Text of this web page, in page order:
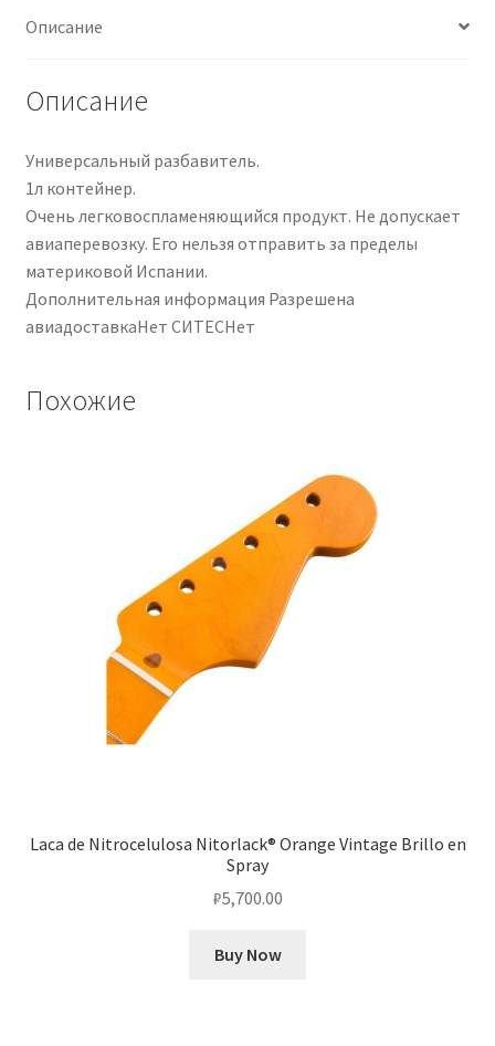
Описание
Описание
Универсальный разбавитель.
1л контейнер.
Очень легковоспламеняющийся продукт. Не допускает
авиаперевозку. Его нельзя отправить за пределы
материковой Испании.
Дополнительная информация Разрешена
авиадоставкаНет СИТЕСНет
Похожие
Laca de Nitrocelulosa Nitorlack® Orange Vintage Brillo en
Spray
₽5,700.00
Buy Now